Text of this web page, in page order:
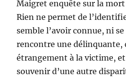
Maigret enquête sur la
Rien ne permet de
semble l’avoir connue, ni
rencontre une délinquante,
étrangement à la victime,
souvenir d’une autre